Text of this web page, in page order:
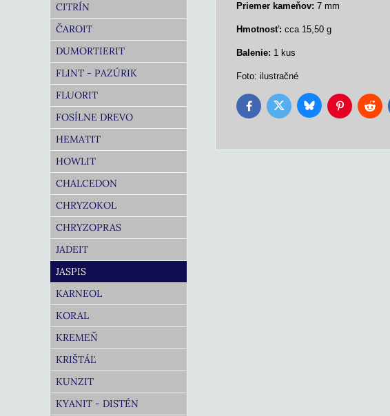
Priemer kameňov: 7 mm
Hmotnosť: cca 15,50 g
Balenie: 1 kus
Foto: ilustračné
FacebookTwitter BlueskyPinterestReddit
CITRÍN
ČAROIT
DUMORTIERIT
FLINT - PAZÚRIK
FLUORIT
FOSÍLNE DREVO
HEMATIT
HOWLIT
CHALCEDON
CHRYZOKOL
CHRYZOPRAS
JADEIT
JASPIS
KARNEOL
KORAL
KREMEŇ
KRIŠTÁĽ
KUNZIT
KYANIT - DISTÉN